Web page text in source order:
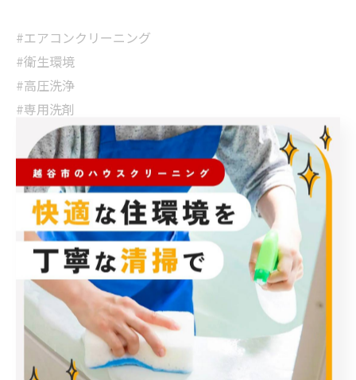
#エアコンクリーニング
#衛生環境
#高圧洗浄
#専用洗剤
#プロの技術
< 前のページ 一覧に戻る 次のページ >
カテゴリー Categories
全てのカテゴリー